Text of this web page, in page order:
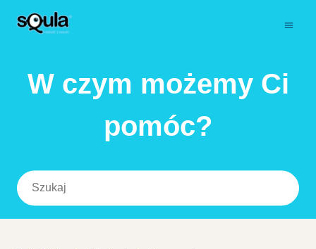
W czym możemy Ci
pomóc?